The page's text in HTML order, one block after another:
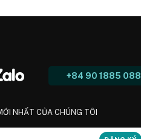
+84 90 1885 088
NHẤT CỦA CHÚNG TÔI